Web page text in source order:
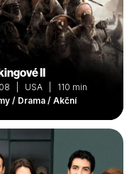
II
| USA | 110 min
/ Drama / Akční